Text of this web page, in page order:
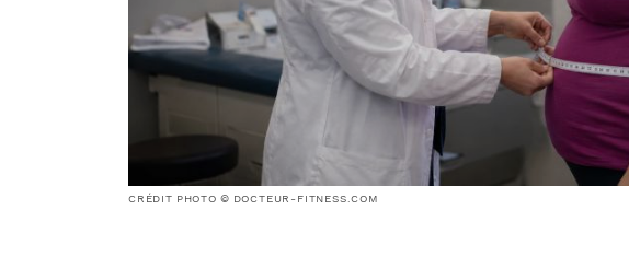
CRÉDIT PHOTO © DOCTEUR-FITNESS.COM